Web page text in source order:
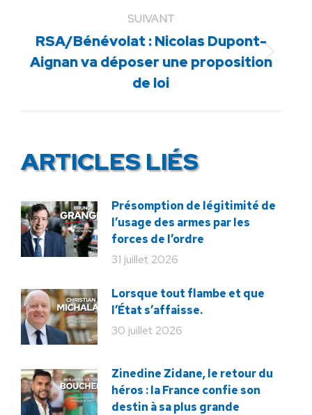
SUIVANT
Article
suivant
RSA/Bénévolat : Nicolas Dupont-
Aignan va déposer une proposition
de loi
ARTICLES LIÉS
Présomption de légitimité de
l’usage des armes par les
forces de l’ordre
31 juillet 2026
Lorsque tout flambe et que
l’État s’affaisse.
30 juillet 2026
Zinedine Zidane, le retour du
héros : la France confie son
destin à sa plus grande